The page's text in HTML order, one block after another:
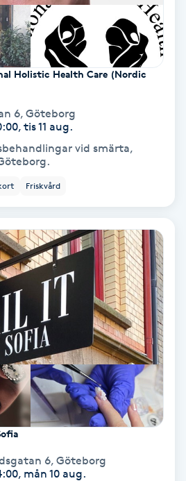
Holistic Health Care (Nordic
6, Göteborg
tis 11 aug.
vid smärta,
Friskvård
6, Göteborg
mån 10 aug.